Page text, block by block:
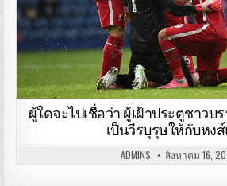
ผู้ใดจะไปเชื่อว่า ผู้เฝ้าประตูชาวบ
เป็นวีรบุรุษให้กับหง
ADMINS สิงหาคม 16,